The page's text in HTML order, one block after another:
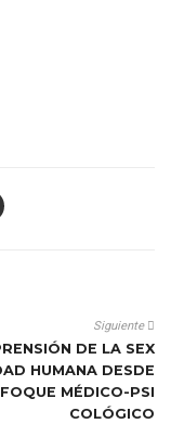
Siguiente
DE LA SEX
HUMANA DESDE
MÉDICO-PSI
COLÓGICO